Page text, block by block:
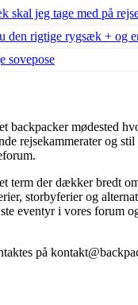
skal jeg tage med på
den rigtige rygsæk + og
sovepose
backpacker mødested
rejsekammerater og stil
term der dækker bredt
storbyferier og
eventyr i vores forum
på